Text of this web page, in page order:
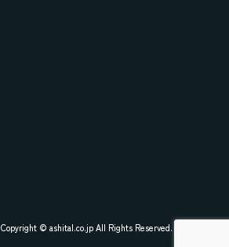
Copyright © ashital.co.jp All Rights Reserved.